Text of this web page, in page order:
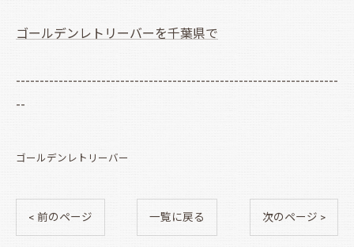
ゴールデンレトリーバーを千葉県で
--------------------------------------------------------------------
--
ゴールデンレトリーバー
< 前のページ 一覧に戻る 次のページ >